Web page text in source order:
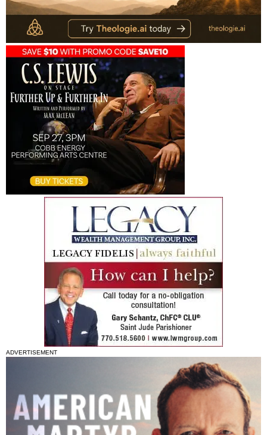
ADVERTISEMENT